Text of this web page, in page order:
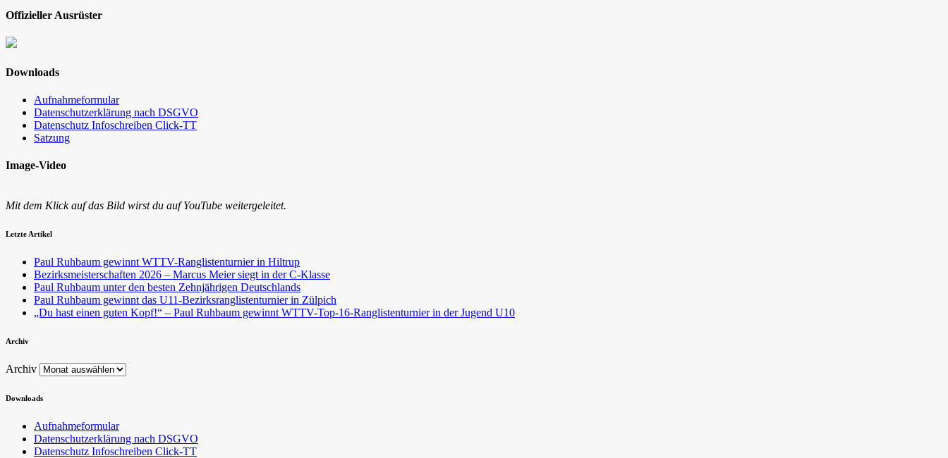
Offizieller Ausrüster
Downloads
Aufnahmeformular
Datenschutzerklärung nach DSGVO
Datenschutz Infoschreiben Click-TT
Satzung
Image-Video
Mit dem Klick auf das Bild wirst du auf YouTube weitergeleitet.
Letzte Artikel
Paul Ruhbaum gewinnt WTTV-Ranglistenturnier in Hiltrup
Bezirksmeisterschaften 2026 – Marcus Meier siegt in der C-Klasse
Paul Ruhbaum unter den besten Zehnjährigen Deutschlands
Paul Ruhbaum gewinnt das U11-Bezirksranglistenturnier in Zülpich
„Du hast einen guten Kopf!“ – Paul Ruhbaum gewinnt WTTV-Top-16-Ranglistenturnier in der Jugend U10
Archiv
Archiv
Downloads
Aufnahmeformular
Datenschutzerklärung nach DSGVO
Datenschutz Infoschreiben Click-TT